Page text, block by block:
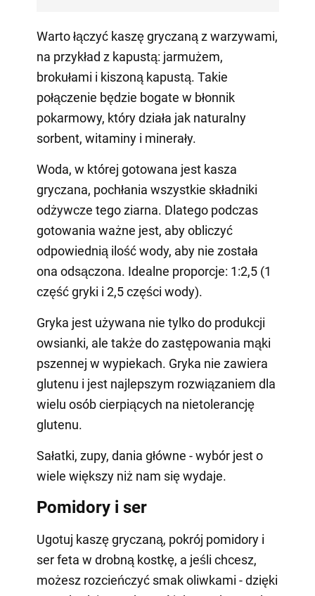
Warto łączyć kaszę gryczaną z warzywami,
na przykład z kapustą: jarmużem,
brokułami i kiszoną kapustą. Takie
połączenie będzie bogate w błonnik
pokarmowy, który działa jak naturalny
sorbent, witaminy i minerały.
Woda, w której gotowana jest kasza
gryczana, pochłania wszystkie składniki
odżywcze tego ziarna. Dlatego podczas
gotowania ważne jest, aby obliczyć
odpowiednią ilość wody, aby nie została
ona odsączona. Idealne proporcje: 1:2,5 (1
część gryki i 2,5 części wody).
Gryka jest używana nie tylko do produkcji
owsianki, ale także do zastępowania mąki
pszennej w wypiekach. Gryka nie zawiera
glutenu i jest najlepszym rozwiązaniem dla
wielu osób cierpiących na nietolerancję
glutenu.
Sałatki, zupy, dania główne - wybór jest o
wiele większy niż nam się wydaje.
Pomidory i ser
Ugotuj kaszę gryczaną, pokrój pomidory i
ser feta w drobną kostkę, a jeśli chcesz,
możesz rozcieńczyć smak oliwkami - dzięki